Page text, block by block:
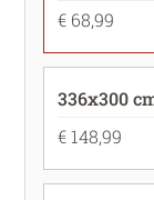
€ 68,99
336x300
€ 148,99